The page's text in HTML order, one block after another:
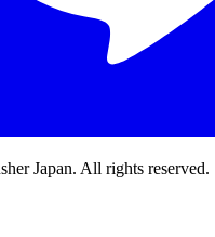
Japan. All rights reserved.